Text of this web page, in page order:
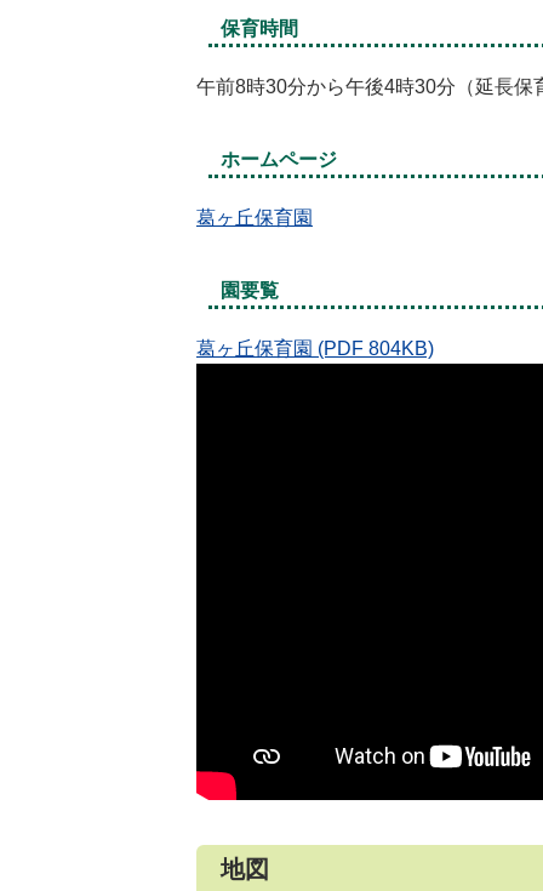
保育時間
午前8時30分から午後4時30分（延長保
ホームページ
葛ヶ丘保育園
園要覧
葛ヶ丘保育園 (PDF 804KB)
地図